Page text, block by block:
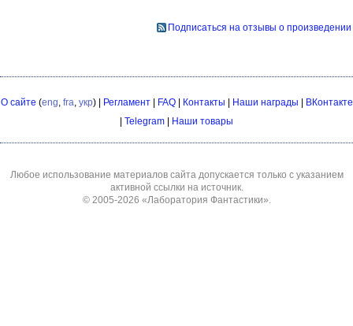
Подписаться на отзывы о произведении
О сайте (eng fra укр) | Регламент| FAQ| Контакты | Наши награды | ВКонтакте
| Telegram | Наши товары
Любое использование материалов сайта допускается только с указанием
активной ссылки на источник.
© 2005-2026 «Лаборатория Фантастики»